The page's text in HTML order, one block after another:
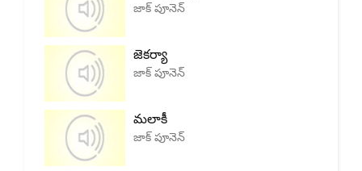
జాక్ పూనెన్
జెకర్యా
జాక్ పూనెన్
మలాకీ
జాక్ పూనెన్